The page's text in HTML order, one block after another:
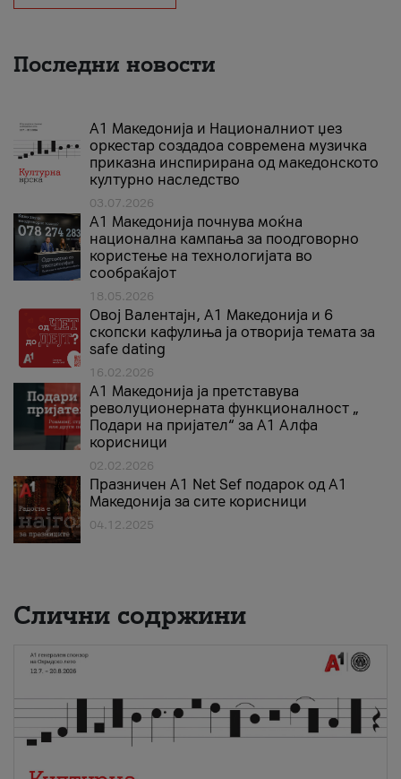
Последни новости
А1 Македонија и Националниот џез
оркестар создадоа современа музичка
приказна инспирирана од македонското
културно наследство
03.07.2026
A1 Македонија почнува моќна
национална кампања за поодговорно
користење на технологијата во
сообраќајот
18.05.2026
Овој Валентајн, A1 Македонија и 6
скопски кафулиња ја отворија темата за
safe dating
16.02.2026
А1 Македонија ја претставува
револуционерната функционалност „
Подари на пријател“ за А1 Алфа
корисници
02.02.2026
Празничен A1 Net Sеf подарок од А1
Македонија за сите корисници
04.12.2025
Слични содржини